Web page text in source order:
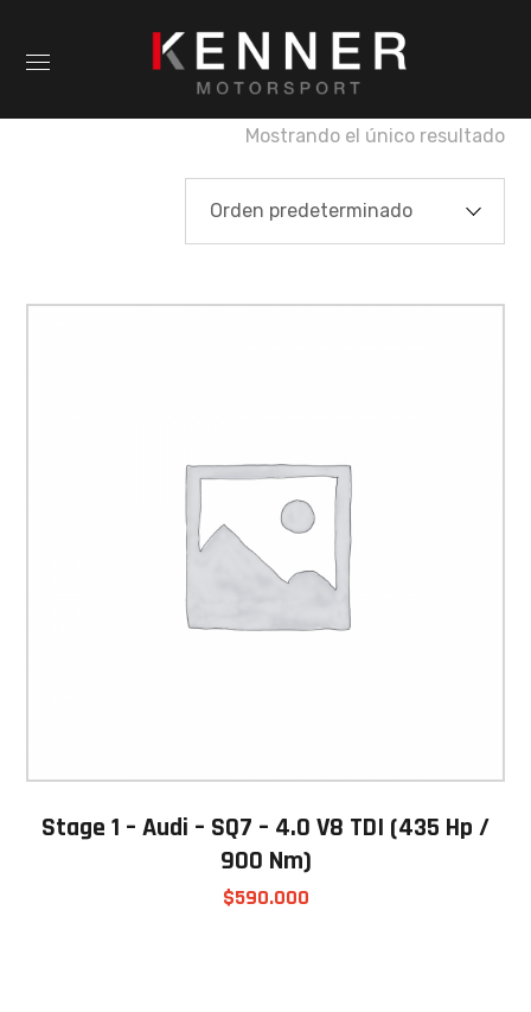
Mostrando el único resultado
Stage 1 – Audi – SQ7 – 4.0 V8 TDI (435 Hp /
900 Nm)
$590.000